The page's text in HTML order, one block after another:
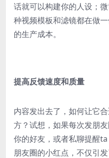
话就可以构建你的人设；
种视频模板和滤镜都在做
的生产成本。
提高反馈速度和质量
内容发出去了，如何让它
方？试想，如果每次发朋
你的好友，或者私聊提醒
朋友圈的小红点，不仅引